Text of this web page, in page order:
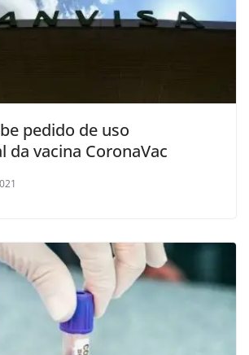
pedido de uso
da vacina CoronaVac